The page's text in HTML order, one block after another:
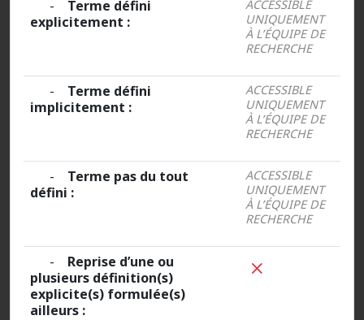
- Terme défini
explicitement :
ACCESSIBLE
UNIQUEMENT
À L’ÉQUIPE DE
RECHERCHE
- Terme défini
implicitement :
ACCESSIBLE
UNIQUEMENT
À L’ÉQUIPE DE
RECHERCHE
- Terme pas du tout
défini :
ACCESSIBLE
UNIQUEMENT
À L’ÉQUIPE DE
RECHERCHE
- Reprise d’une ou
plusieurs définition(s)
explicite(s) formulée(s)
ailleurs :